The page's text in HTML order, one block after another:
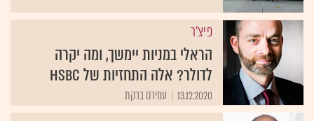
פיצ'ר
הראלי במניות יימשך, ומה יקרה
לדולר? אלה התחזיות של HSBC
13.12.2020 עמירם ברקת